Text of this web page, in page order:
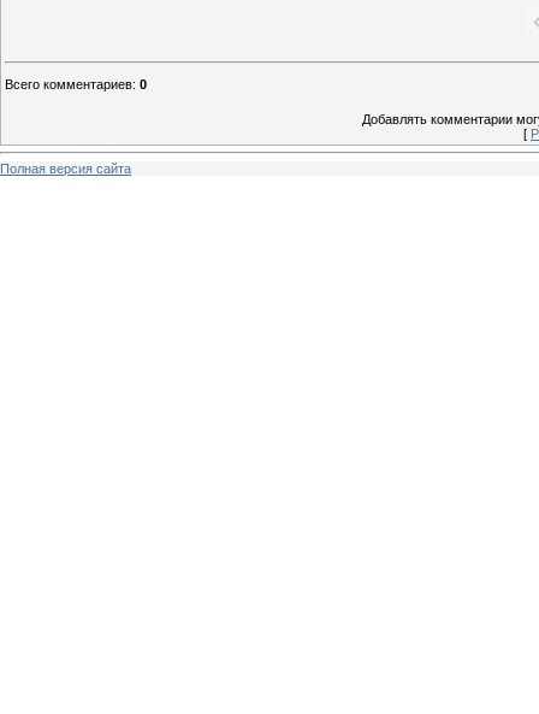
Всего комментариев: 0
Добавлять комментарии
[
Полная версия сайта